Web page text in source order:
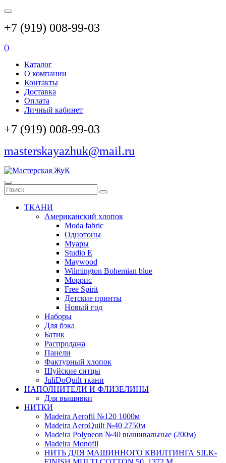
+7 (919) 008-99-03
()
Каталог
О компании
Контакты
Доставка
Оплата
Личный кабинет
+7 (919) 008-99-03
masterskayazhuk@mail.ru
ТКАНИ
Американский хлопок
Moda fabric
Однотоны
Муары
Studio E
Maywood
Wilmington Bohemian blue
Моррис
Free Spirit
Детские принты
Новый год
Наборы
Для бэка
Батик
Распродажа
Панели
Фактурный хлопок
Шуйские ситцы
JuliDoQuilt ткани
НАПОЛНИТЕЛИ И ФЛИЗЕЛИНЫ
Для вышивки
НИТКИ
Madeira Aerofil №120 1000м
Madeira AeroQuilt №40 2750м
Madeira Polyneon №40 вышивальные (200м)
Мadeira Monofil
НИТЬ ДЛЯ МАШИННОГО КВИЛТИНГА SILK-